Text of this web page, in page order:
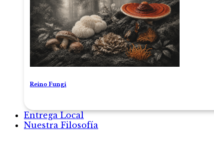
Reino Fungi
Entrega Local
Nuestra Filosofía